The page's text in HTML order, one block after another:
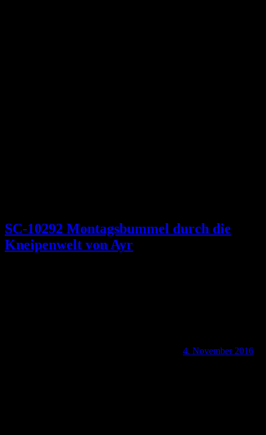
SC-10292 Montagsbummel durch die
Kneipenwelt von Ayr
4. November 2016